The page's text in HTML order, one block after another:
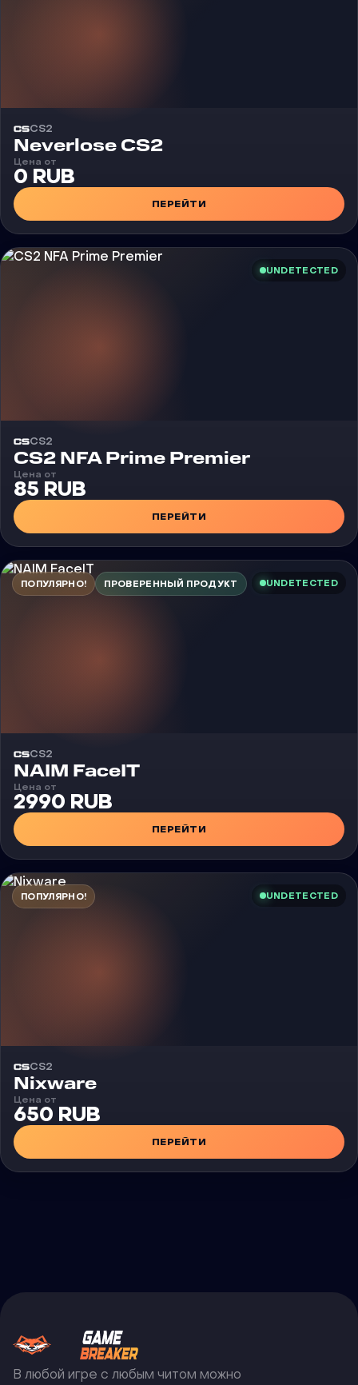
CS2
Чит
Neverlose CS2
Цена от
0 RUB
ПЕРЕЙТИ
UNDETECTED
CS2
CS2 NFA Prime Premier
Цена от
85 RUB
ПЕРЕЙТИ
ПОПУЛЯРНО! ПРОВЕРЕННЫЙ ПРОДУКТ UNDETECTED
CS2
Чит
NAIM FaceIT
Цена от
2990 RUB
ПЕРЕЙТИ
ПОПУЛЯРНО! UNDETECTED
CS2
Чит
Nixware
Цена от
650 RUB
ПЕРЕЙТИ
В любой игре с любым читом можно